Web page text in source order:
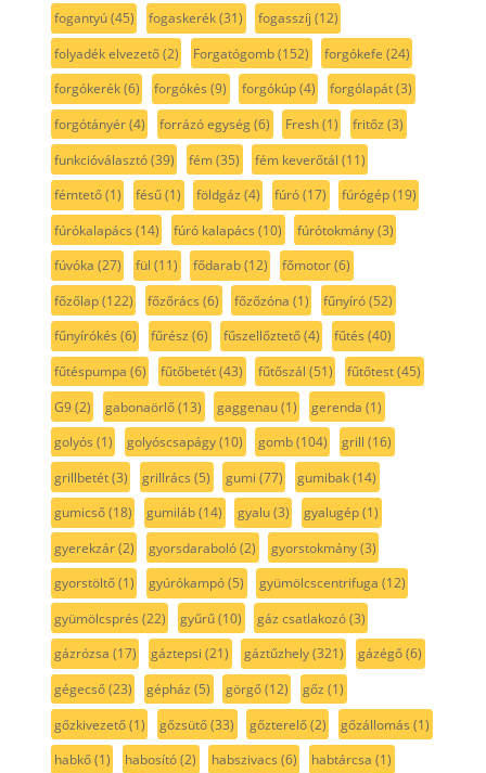
fogantyú(45) fogaskerék(31) fogasszíj (12)
folyadék elvezető(2) Forgatógomb(152) forgókefe (24)
forgókerék(6) forgókés (9) forgókúp(4) forgólapát(3)
forgótányér(4) forrázó egység(6) Fresh(1) fritőz (3)
funkcióválasztó(39) fém(35) fém keverőtál (11)
fémtető(1) fésű(1) földgáz (4) fúró(17) fúrógép(19)
fúrókalapács (14) fúró kalapács (10) fúrótokmány(3)
fúvóka (27) fül (11) fődarab(12) főmotor(6)
főzőlap(122) főzőrács (6) főzőzóna (1) fűnyíró(52)
fűnyírókés (6) fűrész (6) fűszellőztető(4) fűtés (40)
fűtéspumpa (6) fűtőbetét(43) fűtőszál (51) fűtőtest(45)
G9(2) gabonaörlő(13) gaggenau(1) gerenda (1)
golyós (1) golyóscsapágy(10) gomb(104) grill (16)
grillbetét(3) grillrács (5) gumi (77) gumibak(14)
gumicső(18) gumiláb(14) gyalu(3) gyalugép(1)
gyerekzár(2) gyorsdaraboló(2) gyorstokmány(3)
gyorstöltő(1) gyúrókampó(5) gyümölcscentrifuga (12)
gyümölcsprés (22) gyűrű(10) gáz csatlakozó(3)
gázrózsa (17) gáztepsi (21) gáztűzhely(321) gázégő(6)
gégecső(23) gépház (5) görgő(12) gőz (1)
gőzkivezető(1) gőzsütő(33) gőzterelő(2) gőzállomás (1)
habkő(1) habosító(2) habszivacs (6) habtárcsa (1)